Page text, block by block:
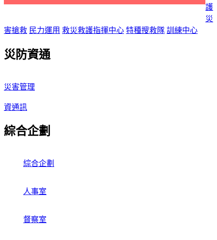
護
災
害搶救 民力運用 救災救護指揮中心 特種搜救隊 訓練中心
災防資通
災害管理
資通訊
綜合企劃
綜合企劃
人事室
督察室